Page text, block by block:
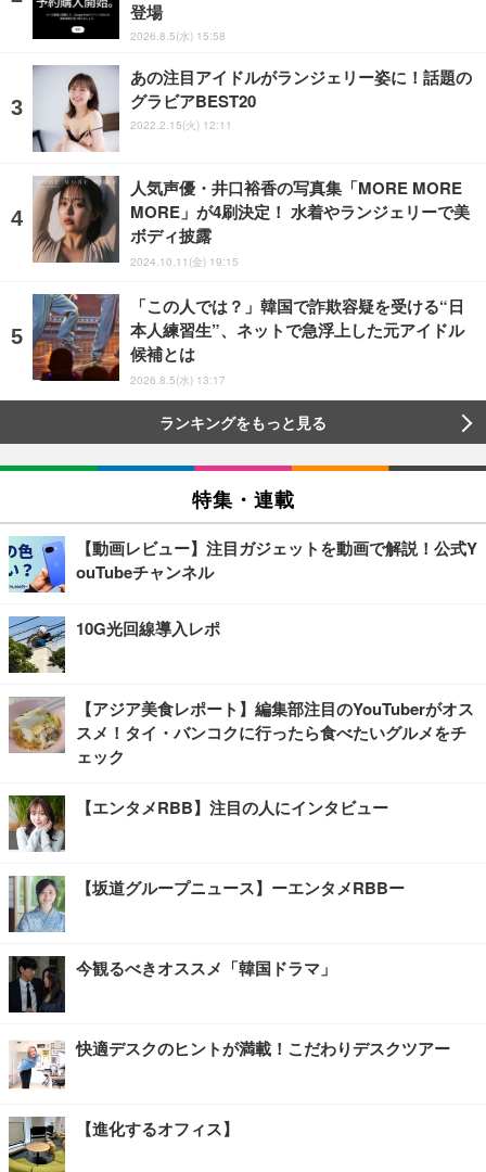
登場
2026.8.5(水) 15:58
あの注目アイドルがランジェリー姿に！話題の
グラビアBEST20
2022.2.15(火) 12:11
人気声優・井口裕香の写真集「MORE MORE
MORE」が4刷決定！ 水着やランジェリーで美
ボディ披露
2024.10.11(金) 19:15
「この人では？」韓国で詐欺容疑を受ける“日
本人練習生”、ネットで急浮上した元アイドル
候補とは
2026.8.5(水) 13:17
ランキングをもっと見る
特集・連載
【動画レビュー】注目ガジェットを動画で解説！公式Y
ouTubeチャンネル
10G光回線導入レポ
【アジア美食レポート】編集部注目のYouTuberがオス
スメ！タイ・バンコクに行ったら食べたいグルメをチ
ェック
【エンタメRBB】注目の人にインタビュー
【坂道グループニュース】ーエンタメRBBー
今観るべきオススメ「韓国ドラマ」
快適デスクのヒントが満載！こだわりデスクツアー
【進化するオフィス】